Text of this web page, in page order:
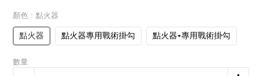
顏色 : 點火器
點火器 點火器專用戰術掛勾 點火器+專用戰術掛勾
數量